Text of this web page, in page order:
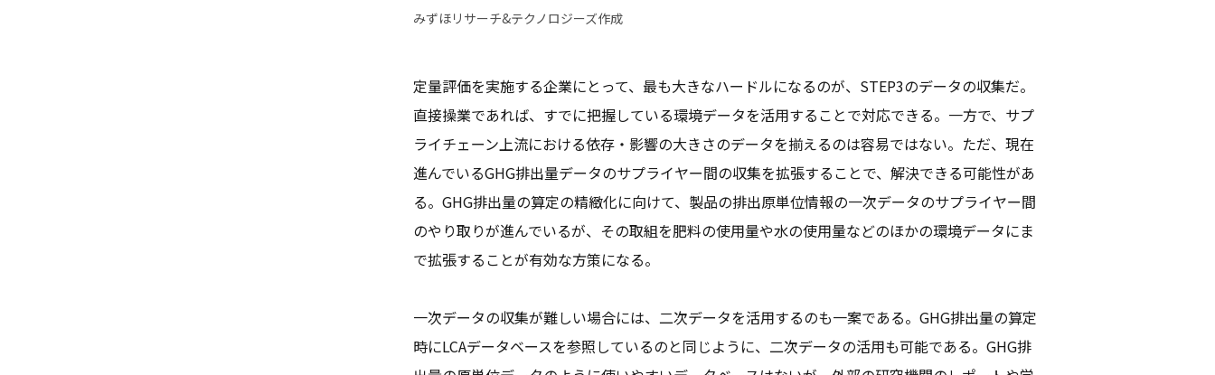
みずほリサーチ&テクノロジーズ作成
定量評価を実施する企業にとって、最も大きなハードルになるのが、STEP3のデータの収集だ。
直接操業であれば、すでに把握している環境データを活用することで対応できる。一方で、サプ
ライチェーン上流における依存・影響の大きさのデータを揃えるのは容易ではない。ただ、現在
進んでいるGHG排出量データのサプライヤー間の収集を拡張することで、解決できる可能性があ
る。GHG排出量の算定の精緻化に向けて、製品の排出原単位情報の一次データのサプライヤー間
のやり取りが進んでいるが、その取組を肥料の使用量や水の使用量などのほかの環境データにま
で拡張することが有効な方策になる。
一次データの収集が難しい場合には、二次データを活用するのも一案である。GHG排出量の算定
時にLCAデータベースを参照しているのと同じように、二次データの活用も可能である。GHG排